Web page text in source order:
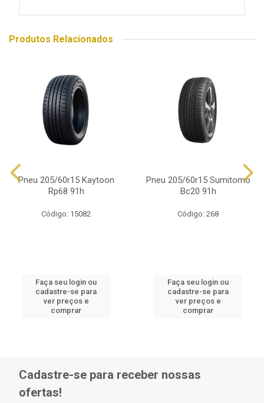
Produtos Relacionados
Pneu 205/60r15 Kaytoon
Rp68 91h
Código: 15082
Faça seu login ou
cadastre-se para
ver preços e
comprar
Pneu 205/60r15 Sumitomo
Bc20 91h
Código: 268
Faça seu login ou
cadastre-se para
ver preços e
comprar
Cadastre-se para receber nossas
ofertas!